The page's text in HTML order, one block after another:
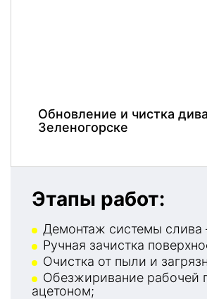
Обновление и чистка
Зеленогорске
Этапы работ:
Демонтаж системы слива
Ручная зачистка
Очистка от пыли и
Обезжиривание рабочей
ацетоном;